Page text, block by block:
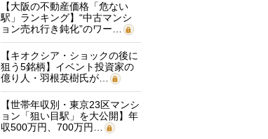
【大阪の不動産価格「危ない
駅」ランキング】“中古マンシ
ョン売れ行き鈍化”のワー…
【キオクシア・ショックの後に
狙う5銘柄】イベント投資家の
億り人・羽根英樹氏が…
【世帯年収別・東京23区マンシ
ョン「狙い目駅」を大公開】年
収500万円、700万円…